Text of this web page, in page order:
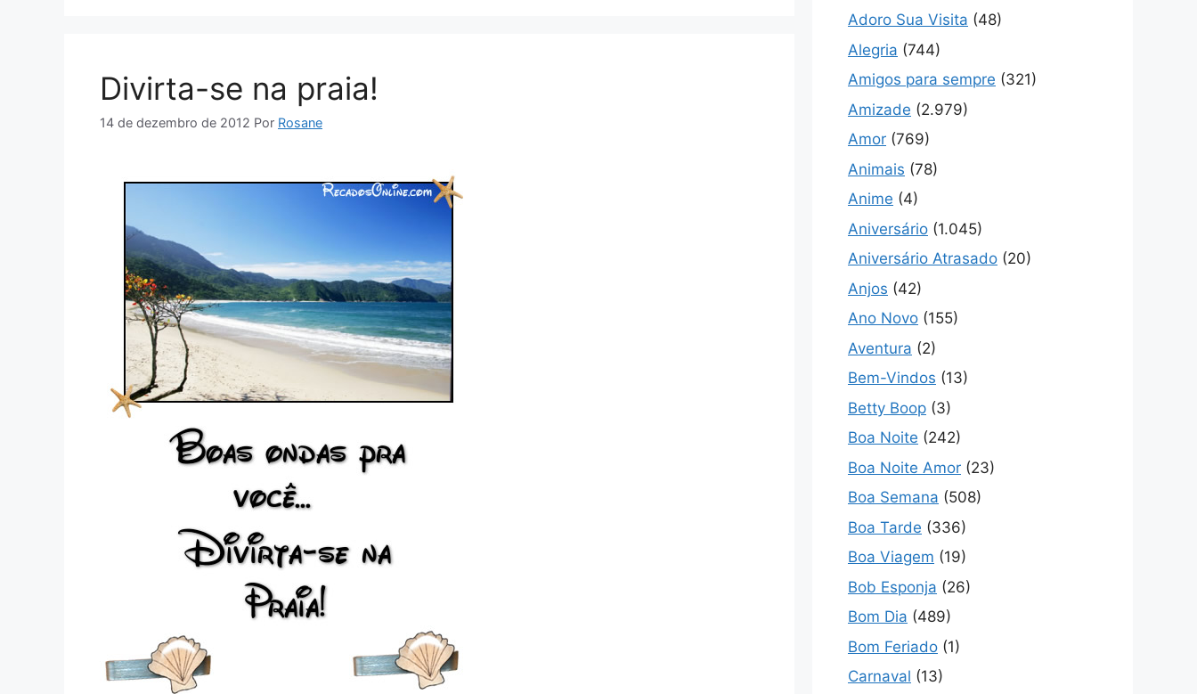
Divirta-se na praia!
14 de dezembro de 2012 Por Rosane
Adoro Sua Visita (48)
Alegria (744)
Amigos para sempre (321)
Amizade (2.979)
Amor (769)
Animais (78)
Anime (4)
Aniversário (1.045)
Aniversário Atrasado (20)
Anjos (42)
Ano Novo (155)
Aventura (2)
Bem-Vindos (13)
Betty Boop (3)
Boa Noite (242)
Boa Noite Amor (23)
Boa Semana (508)
Boa Tarde (336)
Boa Viagem (19)
Bob Esponja (26)
Bom Dia (489)
Bom Feriado (1)
Carnaval (13)